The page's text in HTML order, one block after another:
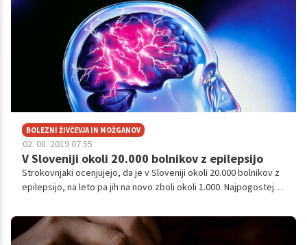
vseh epileptičnih nosečnic doživi zdravo nosečnost in rodi
zdravega otroka.
BOLEZNI ŽIVČEVJA IN MOŽGANOV
02. 08. 2019 07.55
V Sloveniji okoli 20.000 bolnikov z epilepsijo
Strokovnjaki ocenjujejo, da je v Sloveniji okoli 20.000 bolnikov z
epilepsijo, na leto pa jih na novo zboli okoli 1.000. Najpogosteje
obdobju, tudi po 60. letu starosti. Vzrok zanjo so različni
dejavniki.